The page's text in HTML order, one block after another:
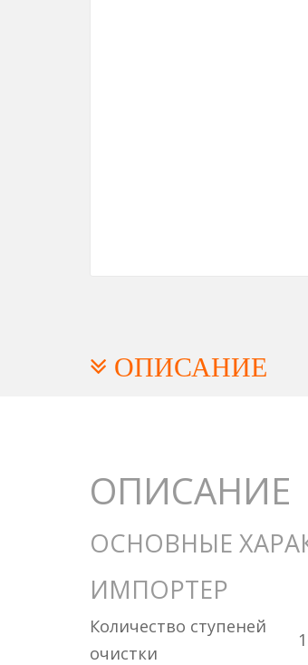
ОПИСАНИЕ
ОПИСАНИЕ
ОСНОВНЫЕ
ИМПОРТЕР
Количество ступеней
очистки
1